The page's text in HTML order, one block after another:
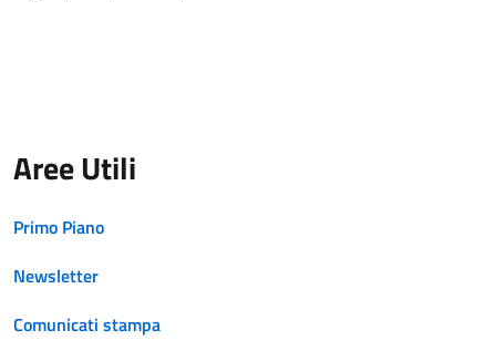
Aree Utili
Primo Piano
Newsletter
Comunicati stampa